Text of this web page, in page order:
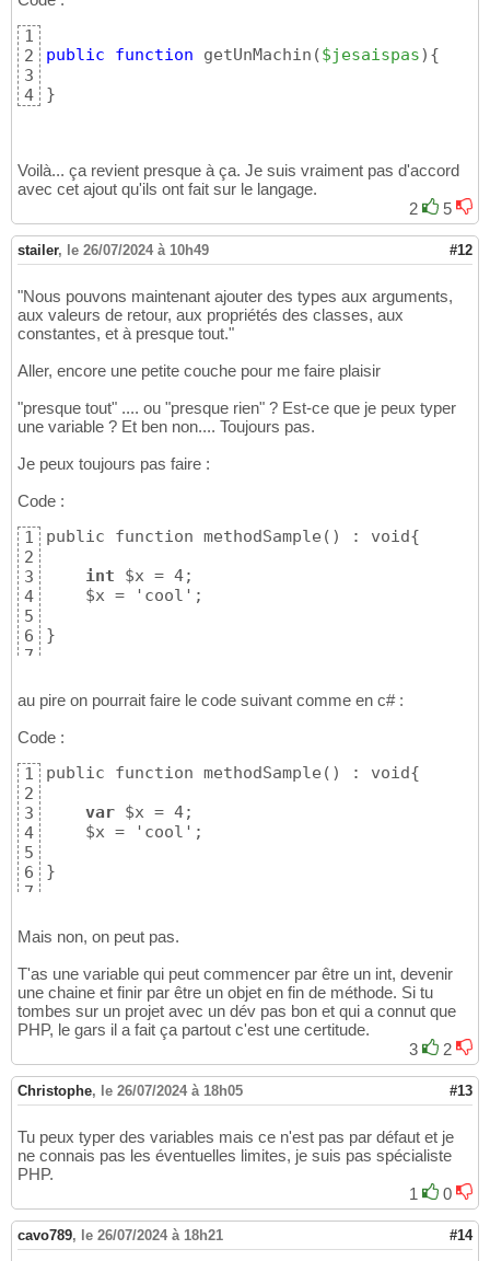
1
2
3
4
public function getUnMachin ($jesaispas) {
}
Voilà... ça revient presque à ça. Je suis vraiment pas d'accord
avec cet ajout qu'ils ont fait sur le langage.
2
5
stailer, le 26/07/2024 à 10h49 #12
"Nous pouvons maintenant ajouter des types aux arguments,
aux valeurs de retour, aux propriétés des classes, aux
constantes, et à presque tout."
Aller, encore une petite couche pour me faire plaisir
"presque tout" .... ou "presque rien" ? Est-ce que je peux typer
une variable ? Et ben non.... Toujours pas.
Je peux toujours pas faire :
Code :
1
2
3
4
5
6
7
public function methodSample() : void{
int $x = 4;
    $x = 'cool';
}
au pire on pourrait faire le code suivant comme en c# :
Code :
1
2
3
4
5
6
7
public function methodSample() : void{
var $x = 4;
    $x = 'cool';
}
Mais non, on peut pas.
T'as une variable qui peut commencer par être un int, devenir
une chaine et finir par être un objet en fin de méthode. Si tu
tombes sur un projet avec un dév pas bon et qui a connut que
PHP, le gars il a fait ça partout c'est une certitude.
3
2
Christophe, le 26/07/2024 à 18h05 #13
Tu peux typer des variables mais ce n'est pas par défaut et je
ne connais pas les éventuelles limites, je suis pas spécialiste
PHP.
1
0
cavo789, le 26/07/2024 à 18h21 #14